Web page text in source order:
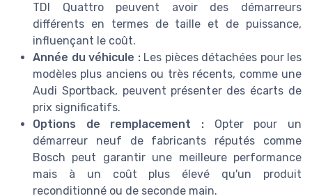
TDI Quattro peuvent avoir des démarreurs
différents en termes de taille et de puissance,
influençant le coût.
Année du véhicule :Les pièces détachées pour les
modèles plus anciens ou très récents, comme une
Audi Sportback, peuvent présenter des écarts de
prix significatifs.
Options de remplacement : Opter pour un
démarreur neuf de fabricants réputés comme
Bosch peut garantir une meilleure performance
mais à un coût plus élevé qu'un produit
reconditionné ou de seconde main.